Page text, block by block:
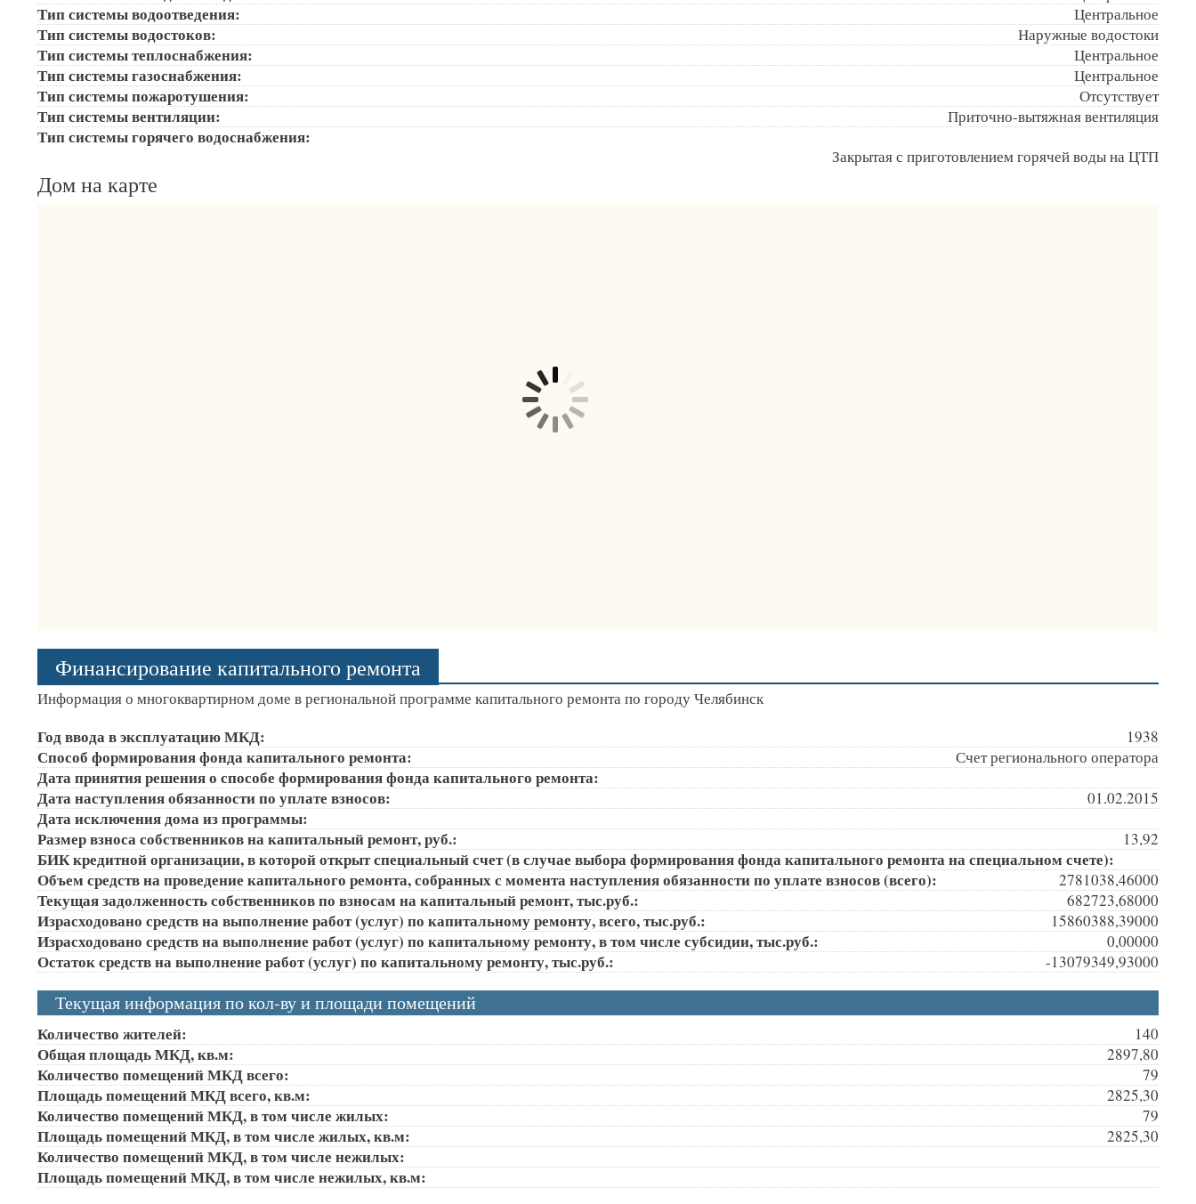
Тип системы водоотведения: Центральное
Тип системы водостоков: Наружные водостоки
Тип системы теплоснабжения: Центральное
Тип системы газоснабжения: Центральное
Тип системы пожаротушения: Отсутствует
Тип системы вентиляции: Приточно-вытяжная вентиляция
Тип системы горячего водоснабжения:
Закрытая с приготовлением горячей воды на ЦТП
Дом на карте
Финансирование капитального ремонта
Информация о многоквартирном доме в региональной программе капитального ремонта по городу Челябинск
Год ввода в эксплуатацию МКД: 1938
Способ формирования фонда капитального ремонта: Счет регионального оператора
Дата принятия решения о способе формирования фонда капитального ремонта:
Дата наступления обязанности по уплате взносов:
01.02.2015
Дата исключения дома из программы:
Размер взноса собственников на капитальный ремонт, руб.:
13,92
БИК кредитной организации, в которой открыт специальный счет (в случае выбора формирования фонда капитального ремонта на специальном счете):
Объем средств на проведение капитального ремонта, собранных с момента наступления обязанности по уплате взносов (всего):
2781038,46000
Текущая задолженность собственников по взносам на капитальный ремонт, тыс.руб.: 682723,68000
Израсходовано средств на выполнение работ (услуг) по капитальному ремонту, всего, тыс.руб.: 15860388,39000
Израсходовано средств на выполнение работ (услуг) по капитальному ремонту, в том числе субсидии, тыс.руб.: 0,00000
Остаток средств на выполнение работ (услуг) по капитальному ремонту, тыс.руб.: -13079349,93000
Текущая информация по кол-ву и площади помещений
Количество жителей: 140
Общая площадь МКД, кв.м: 2897,80
Количество помещений МКД всего: 79
Площадь помещений МКД всего, кв.м: 2825,30
Количество помещений МКД, в том числе жилых: 79
Площадь помещений МКД, в том числе жилых, кв.м: 2825,30
Количество помещений МКД, в том числе нежилых:
Площадь помещений МКД, в том числе нежилых, кв.м: